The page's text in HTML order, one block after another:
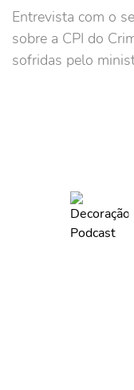
Entrevista com o
sobre a CPI do
sofridas pelo